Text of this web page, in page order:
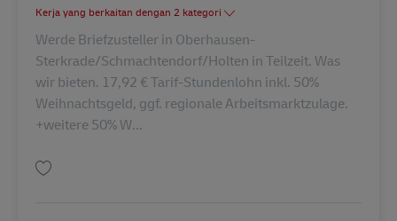
Kerja yang berkaitan dengan 2 kategori
Werde Briefzusteller in Oberhausen-
Sterkrade/Schmachtendorf/Holten in Teilzeit. Was
wir bieten. 17,92 € Tarif-Stundenlohn inkl. 50%
Weihnachtsgeld, ggf. regionale Arbeitsmarktzulage.
+weitere 50% W...